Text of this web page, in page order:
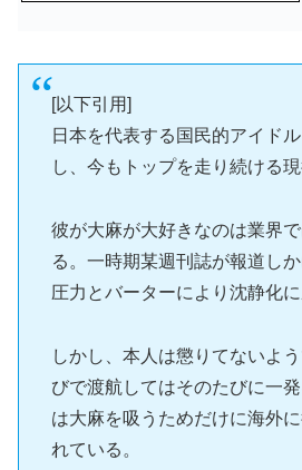
[以下引用]
日本を代表する国民的アイド
し、今もトップを走り続ける現
彼が大麻が大好きなのは業界
る。一時期某週刊誌が報道し
圧力とバーターにより沈静化に
しかし、本人は懲りてないよ
びで渡航してはそのたびに一
は大麻を吸うためだけに海外
れている。